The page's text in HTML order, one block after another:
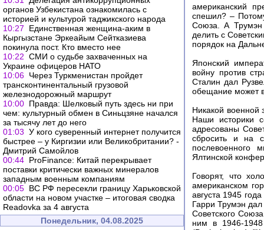
органов Узбекистана ознакомилась с
историей и культурой таджикского народа
10:27
Единственная женщина-аким в
Кыргызстане Эркеайым Сейтказиева
покинула пост. Кто вместо нее
10:22 СМИ о судьбе захваченных на
Украине офицеров НАТО
10:06 Через Туркменистан пройдет
трансконтинентальный грузовой
железнодорожный маршрут
10:00 Правда: Шелковый путь здесь ни при
чем: культурный обмен в Синьцзяне начался
за тысячу лет до него
01:03 У кого суверенный интернет получится
быстрее – у Киргизии или Великобритании? -
Дмитрий Самойлов
00:44 ProFinance: Китай перекрывает
поставки критически важных минералов
западным военным компаниям
00:05 ВС РФ пересекли границу Харьковской
области на новом участке – итоговая сводка
Readovka за 4 августа
Понедельник, 04.08.2025
американский
спешил? –
Союза. А Трумэн
делить с
порядок на
Японский
войну против
Сталин дал
обещание может
Никакой
Наши историки
адресованы
сбросить и на
послевоенного
Ялтинской
Говорят, что
американском
августа 1945
Гарри Трумэн
Советского
ним в 1946-